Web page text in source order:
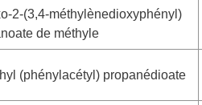
2-(3,4-méthylènedioxyphényl)
de méthyle
(phénylacétyl) propanédioate